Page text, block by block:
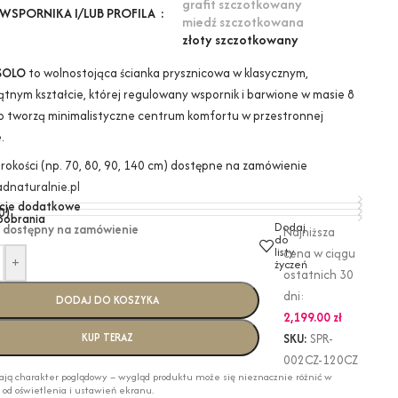
I/LUB PROFILA
grafit szczotkowany
miedź szczotkowana
złoty szczotkowany
to wolnostojąca ścianka prysznicowa w klasycznym,
kształcie, której regulowany wspornik i barwione w masie 8
tworzą minimalistyczne centrum komfortu w przestronnej
(np. 70, 80, 90, 140 cm) dostępne na zamówienie
dodatkowe
na zamówienie
+
DODAJ DO KOSZYKA
KUP TERAZ
Dodaj
do
listy
życzeń
Najniższa
cena w ciągu
ostatnich 30
dni:
2,199.00 zł
SKU: SPR-
002CZ-120CZ
charakter poglądowy – wygląd produktu może się nieznacznie różnić w
od oświetlenia i ustawień ekranu.